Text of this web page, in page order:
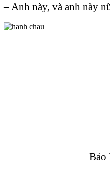
– Anh này, và anh này
Bảo